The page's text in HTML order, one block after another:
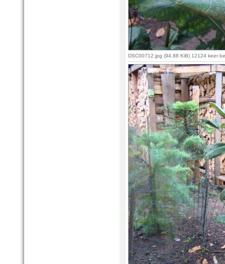
DSC00712.jpg (94.88 KiB) 12124 keer